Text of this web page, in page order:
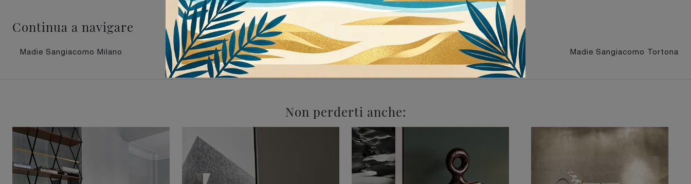
Continua a navigare
Madie Sangiacomo Milano Madie Sangiacomo Voghera Madie Sangiacomo Vigevano Madie Sangiacomo Tortona
Non perderti anche: